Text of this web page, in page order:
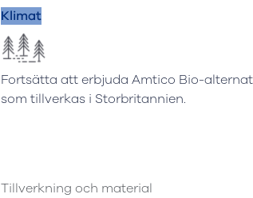
Klimat
Fortsätta att erbjuda Amtico Bio-
som tillverkas i Storbritannien.
Tillverkning och material